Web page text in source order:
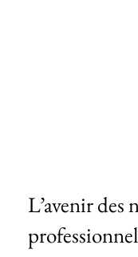
L’avenir des